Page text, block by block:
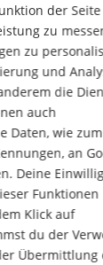
6S
€
der
zu
zu
und
die
auch
Daten, wie
an
Deine
Funktionen
Klick auf
du der
Übermittlung